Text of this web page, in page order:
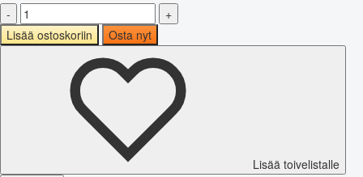
-
+
Lisää ostoskoriin
Osta nyt
Lisää toivelistalle